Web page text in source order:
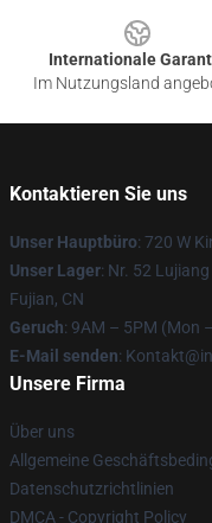
Internationale
Im Nutzungsland
Kontaktieren Sie uns
Unser Hauptbüro: 720 W
Unser Lager: Nr. 52
Fujian, CN
Geruch: 9AM – 5PM (Mon
E-Mail senden:
Unsere Firma
Über uns
Allgemeine
Datenschutzrichtlinien
DMCA - Copyright Policy